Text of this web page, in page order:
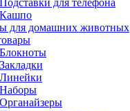
Подставки для телефона
Кашпо
для домашних животных
Блокноты
Закладки
Линейки
Наборы
Органайзеры